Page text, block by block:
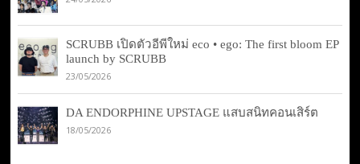
SCRUBB เปิดตัวอีพีใหม่ eco • ego: The first bloom EP
launch by SCRUBB
23/05/2026
DA ENDORPHINE UPSTAGE แสบสนิทคอนเสิร์ต
18/05/2026